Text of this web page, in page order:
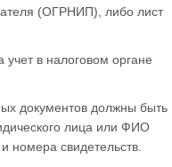
(ОГРНИП), либо лист
учет в налоговом органе
документов должны быть
лица или ФИО
номера свидетельств.